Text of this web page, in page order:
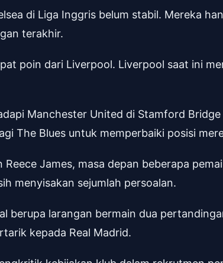
di Liga Inggris belum stabil. Mereka
terakhir.
poin dari Liverpool. Liverpool saat ini
Manchester United di Stamford
The Blues untuk memperbaiki posisi
James, masa depan beberapa
menyisakan sejumlah persoalan.
berupa larangan bermain dua
kepada Real Madrid.